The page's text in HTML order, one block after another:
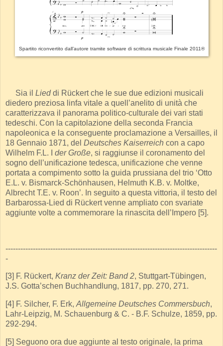
Spartito riconvertito dall’autore tramite software di scrittura musicale Finale 2011®
Sia il Lieddi Rückert che le sue due edizioni musicali
diedero preziosa linfa vitale a quell’anelito di unità che
caratterizzava il panorama politico-culturale dei vari stati
tedeschi. Con la capitolazione della seconda Francia
napoleonica e la conseguente proclamazione a Versailles, il
18 Gennaio 1871, del Deutsches Kaiserreich con a capo
Wilhelm F.L. I der Große, si raggiunse il coronamento del
sogno dell’unificazione tedesca, unificazione che venne
portata a compimento sotto la guida prussiana del trio ‘Otto
E.L. v. Bismarck-Schönhausen, Helmuth K.B. v. Moltke,
Albrecht T.E. v. Roon’. In seguito a questa vittoria, il testo del
Barbarossa-Lied di Rückert venne ampliato con svariate
aggiunte volte a commemorare la rinascita dell’Impero [5].
-------------------------------------------------------------------------------------
-
[3] F. Rückert, Kranz der Zeit: Band 2, Stuttgart-Tübingen,
J.S. Gotta’schen Buchhandlung, 1817, pp. 270, 271.
[4] F. Silcher, F. Erk, Allgemeine Deutsches Commersbuch,
Lahr-Leipzig, M. Schauenburg & C. - B.F. Schulze, 1859, pp.
292-294.
[5] Seguono ora due aggiunte al testo originale, la prima